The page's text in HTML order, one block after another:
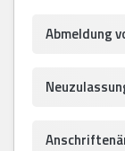
Abmeldung